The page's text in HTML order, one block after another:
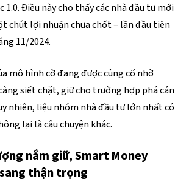
Điều này cho thấy các nhà đầu tư mới
chút lợi nhuận chưa chốt – lần đầu tiên
11/2024.
mô hình cờ đang được củng cố nhờ
siết chặt, giữ cho trường hợp phá cản
nhiên, liệu nhóm nhà đầu tư lớn nhất có
lại là câu chuyện khác.
nắm giữ, Smart Money
thận trọng